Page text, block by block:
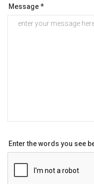
Message *
Enter the words you see